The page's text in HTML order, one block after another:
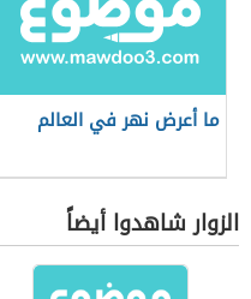
ما أعرض نهر في العالم
الزوار شاهدوا أيضاً